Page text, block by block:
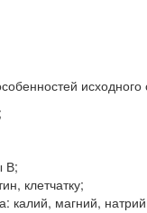
В;
клетчатку;
калий, магний,